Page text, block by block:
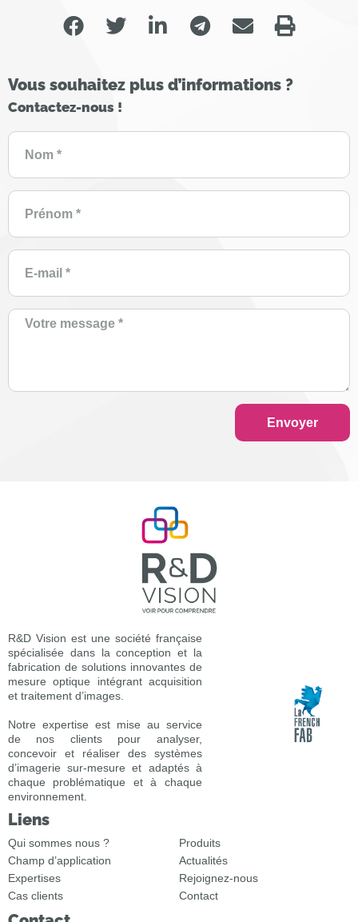
Vous souhaitez plus d’informations ?
Contactez-nous !
Envoyer
R&D Vision est une société française
spécialisée dans la conception et la
fabrication de solutions innovantes de
mesure optique intégrant acquisition
et traitement d’images.
Notre expertise est mise au service
de nos clients pour analyser,
concevoir et réaliser des systèmes
d’imagerie sur-mesure et adaptés à
chaque problématique et à chaque
environnement.
Liens
Qui sommes nous ?
Champ d’application
Expertises
Cas clients
Produits
Actualités
Rejoignez-nous
Contact